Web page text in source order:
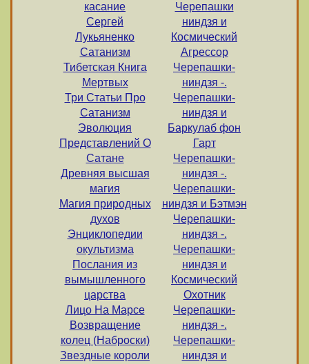
касание
Сергей
Лукьяненко
Сатанизм
Тибетская Книга
Мертвых
Три Статьи Про
Сатанизм
Эволюция
Представлений О
Сатане
Древняя высшая
магия
Магия природных
духов
Энциклопедии
окультизма
Послания из
вымышленного
царства
Лицо На Марсе
Возвращение
колец (Наброски)
Звездные короли
Черепашки
ниндзя и
Космический
Агрессор
Черепашки-
ниндзя -.
Черепашки-
ниндзя и
Баркулаб фон
Гарт
Черепашки-
ниндзя -.
Черепашки-
ниндзя и Бэтмэн
Черепашки-
ниндзя -.
Черепашки-
ниндзя и
Космический
Охотник
Черепашки-
ниндзя -.
Черепашки-
ниндзя и